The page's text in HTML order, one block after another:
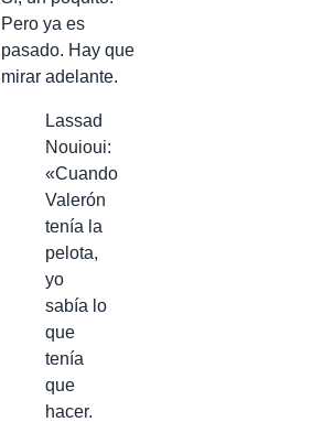
Pero ya es
pasado. Hay que
mirar adelante.
Lassad
Nouioui:
«Cuando
Valerón
tenía la
pelota,
yo
sabía lo
que
tenía
que
hacer.